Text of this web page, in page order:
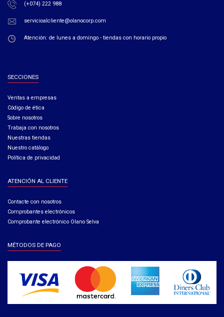
(+074) 222 988
servicioalcliente@olanocorp.com
Atención: de lunes a domingo - tiendas con horario propio
SECCIONES
Ventas a empresas​
Código de ética​
Sobre nosotros
Trabaja con nosotros
Nuestras tiendas
Nuestro catálogo
Política de privacidad
ATENCIÓN AL CLIENTE
Contacte con nosotros
Comprobantes electrónicos
Comprobante electrónico Olano Selva
MÉTODOS DE PAGO